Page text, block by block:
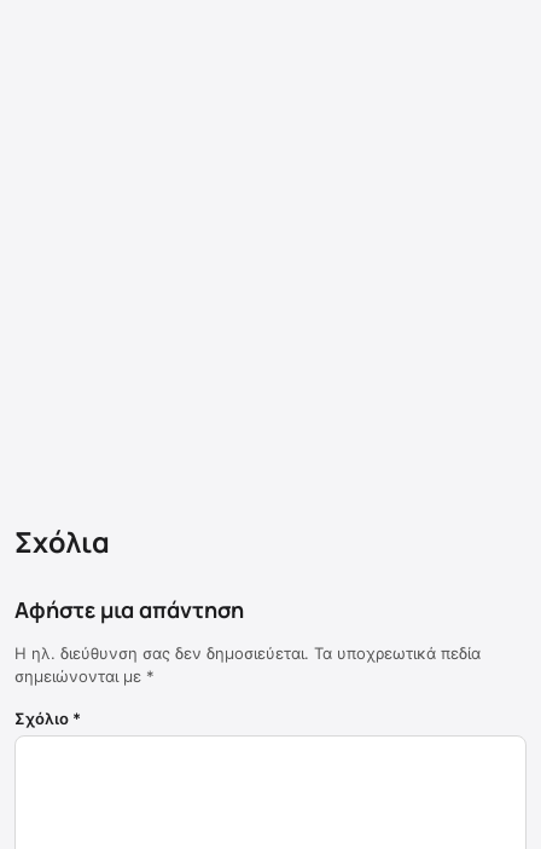
Σχόλια
Αφήστε μια απάντηση
Η ηλ. διεύθυνση σας δεν δημοσιεύεται. Τα υποχρεωτικά πεδία
σημειώνονται με *
Σχόλιο *